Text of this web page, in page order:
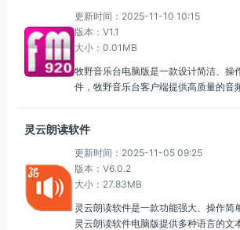
更新时间：2025-11-10 10:15
版本：V1.1
大小：0.01MB
牧野音乐台电脑版是一款设计简洁、操
件，牧野音乐台客户端提供高质量的音
发现属于你的音乐世界。
灵云朗读软件
更新时间：2025-11-05 09:25
版本：V6.0.2
大小：27.83MB
灵云朗读软件是一款功能强大、操作简
灵云朗读软件电脑版提供多种语言的文